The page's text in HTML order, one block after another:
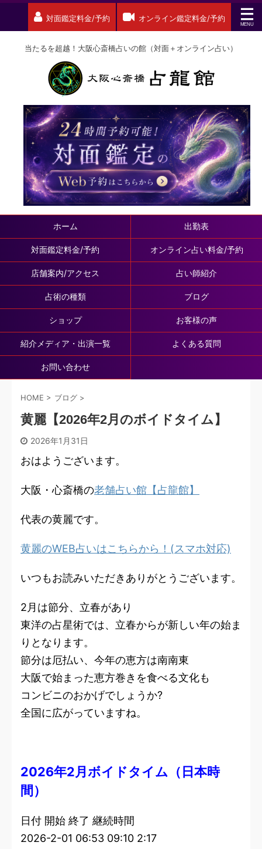
対面鑑定料金/予約 オンライン鑑定料金/予約
当たるを超越！大阪心斎橋占いの館（対面＋オンライン占い）
ホーム 出勤表
対面鑑定料金/予約 オンライン占い料金/予約
店舗案内/アクセス 占い師紹介
占術の種類 ブログ
ショップ お客様の声
紹介メディア・出演一覧 よくある質問
お問い合わせ
HOME > ブログ >
黄麗【2026年2月のボイドタイム】
2026年1月31日
おはようございます。
大阪・心斎橋の老舗占い館【占龍館】
代表の黄麗です。
黄麗のWEB占いはこちらから！(スマホ対応)
いつもお読みいただきありがとうございます。
2月は節分、立春があり
東洋の占星術では、立春からが新しい年の始ま
りとなります。
節分は厄払い、今年の恵方は南南東
大阪で始まった恵方巻きを食べる文化も
コンビニのおかげでしょうか?
全国に広がっていますね。
2026年2月ボイドタイム（日本時
間）
日付 開始 終了 継続時間
2026-2-01 06:53 09:10 2:17